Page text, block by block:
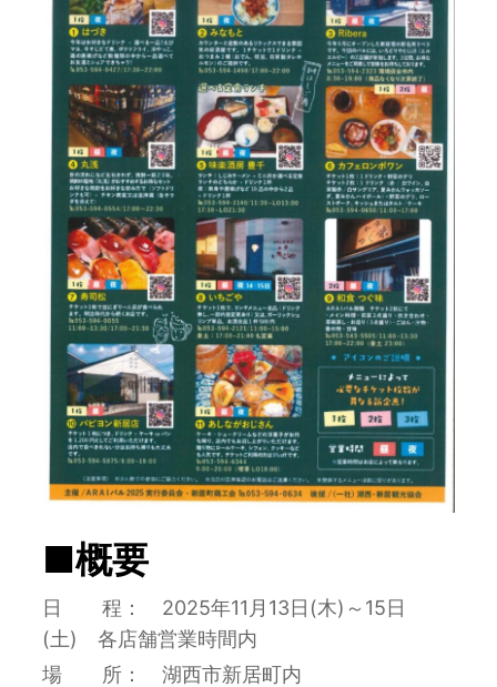
■概要
日 程： 2025年11月13日(木)～15日
(土) 各店舗営業時間内
場 所： 湖西市新居町内